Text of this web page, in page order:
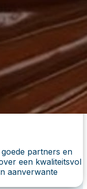
partners en
een kwaliteitsvol
aanverwante